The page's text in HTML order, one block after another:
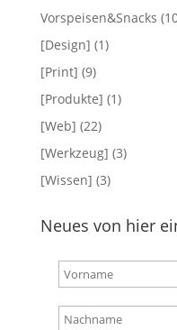
Vorspeisen&Snacks
[Design] (1)
[Print] (9)
[Produkte] (1)
[Web] (22)
[Werkzeug] (3)
[Wissen] (3)
Neues von hier